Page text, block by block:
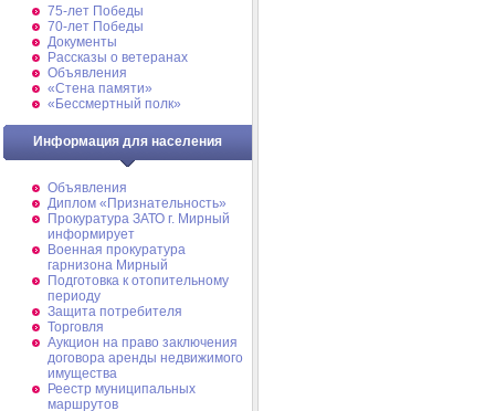
75-лет Победы
70-лет Победы
Документы
Рассказы о ветеранах
Объявления
«Стена памяти»
«Бессмертный полк»
Информация для населения
Объявления
Диплом «Признательность»
Прокуратура ЗАТО г. Мирный
информирует
Военная прокуратура
гарнизона Мирный
Подготовка к отопительному
периоду
Защита потребителя
Торговля
Аукцион на право заключения
договора аренды недвижимого
имущества
Реестр муниципальных
маршрутов